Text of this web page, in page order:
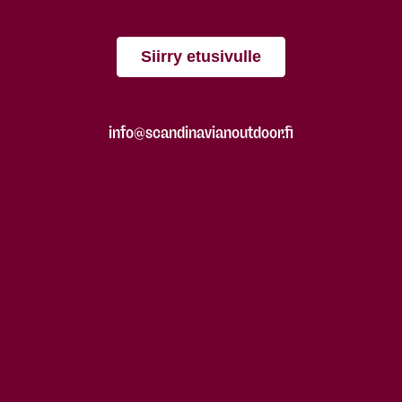
Siirry etusivulle
info@scandinavianoutdoor.fi